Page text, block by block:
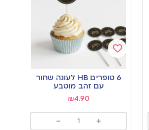
Add
to
wishlist
6 טופרים HB לעוגה שחור
עם זהב מוטבע
₪4.90
+
-